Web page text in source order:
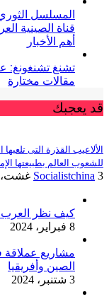
المسلسل
قناة الصينية
أهم الأخبار
تشنغ تشنغونغ:
مقالات مختارة
قد يعجبك
الألاعيب القذرة التى
للشعوب العالم بطبيعتها
Socialistchina 3 غشت، 2022
كيف نظر العرب
8 فبراير، 2024
مشاريع عملاقة
الصين وأفريقيا
3 شتنبر، 2024